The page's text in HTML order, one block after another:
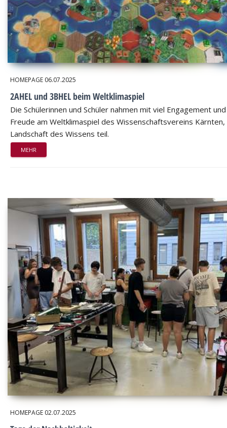
HOMEPAGE 06.07.2025
2AHEL und 3BHEL beim Weltklimaspiel
Die Schülerinnen und Schüler nahmen mit viel Engagement und
Freude am Weltklimaspiel des Wissenschaftsvereins Kärnten,
Landschaft des Wissens teil.
MEHR
HOMEPAGE 02.07.2025